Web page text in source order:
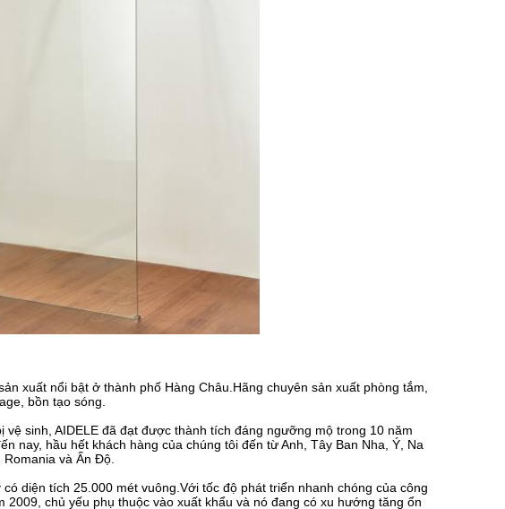
xuất nổi bật ở thành phố Hàng Châu.Hãng chuyên sản xuất phòng tắm,
bồn tạo sóng.
sinh, AIDELE đã đạt được thành tích đáng ngưỡng mộ trong 10 năm
nay, hầu hết khách hàng của chúng tôi đến từ Anh, Tây Ban Nha, Ý, Na
và Ấn Độ.
diện tích 25.000 mét vuông.Với tốc độ phát triển nhanh chóng của công
chủ yếu phụ thuộc vào xuất khẩu và nó đang có xu hướng tăng ổn